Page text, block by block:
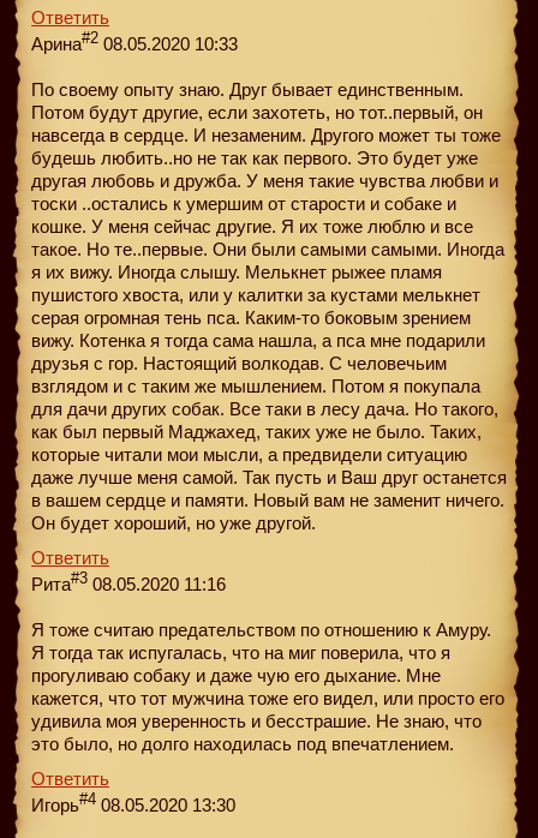
Ответить
Арина#2 08.05.2020 10:33
По своему опыту знаю. Друг бывает единственным.
Потом будут другие, если захотеть, но тот..первый, он
навсегда в сердце. И незаменим. Другого может ты тоже
будешь любить..но не так как первого. Это будет уже
другая любовь и дружба. У меня такие чувства любви и
тоски ..остались к умершим от старости и собаке и
кошке. У меня сейчас другие. Я их тоже люблю и все
такое. Но те..первые. Они были самыми самыми. Иногда
я их вижу. Иногда слышу. Мелькнет рыжее пламя
пушистого хвоста, или у калитки за кустами мелькнет
серая огромная тень пса. Каким-то боковым зрением
вижу. Котенка я тогда сама нашла, а пса мне подарили
друзья с гор. Настоящий волкодав. С человечьим
взглядом и с таким же мышлением. Потом я покупала
для дачи других собак. Все таки в лесу дача. Но такого,
как был первый Маджахед, таких уже не было. Таких,
которые читали мои мысли, а предвидели ситуацию
даже лучше меня самой. Так пусть и Ваш друг останется
в вашем сердце и памяти. Новый вам не заменит ничего.
Он будет хороший, но уже другой.
Ответить
Рита#3 08.05.2020 11:16
Я тоже считаю предательством по отношению к Амуру.
Я тогда так испугалась, что на миг поверила, что я
прогуливаю собаку и даже чую его дыхание. Мне
кажется, что тот мужчина тоже его видел, или просто его
удивила моя уверенность и бесстрашие. Не знаю, что
это было, но долго находилась под впечатлением.
Ответить
Игорь#4 08.05.2020 13:30